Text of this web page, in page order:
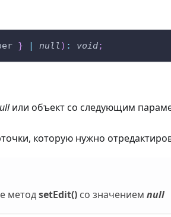
} | null ) : void;
или объект со следующим
которую нужно
методsetEdit() со значением null